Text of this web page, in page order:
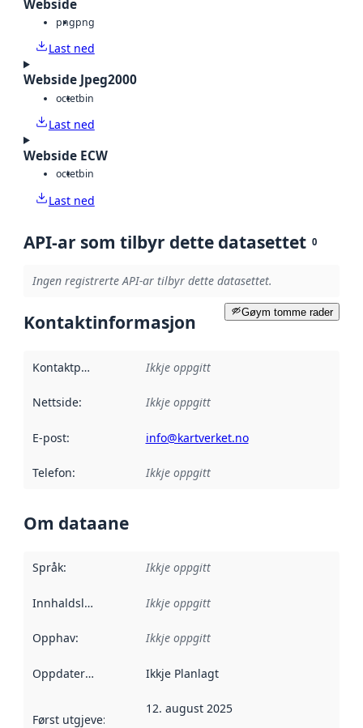
Webside
pngpng
Last ned
Webside Jpeg2000
octetbin
Last ned
Webside ECW
octetbin
Last ned
API-ar som tilbyr dette datasettet 0
Ingen registrerte API-ar tilbyr dette datasettet.
Gøym tomme rader
Kontaktinformasjon
Kontaktpunkt Ikkje oppgitt
Nettside: Ikkje oppgitt
E-post: info@kartverket.no
Telefon: Ikkje oppgitt
Om dataane
Språk: Ikkje oppgitt
Innhaldsleverandørar :
Ikkje oppgitt
Opphav: Ikkje oppgitt
Oppdateringsfrekvens :
Ikkje Planlagt
Først utgjeve: Denne datoen seier når dataa i dette
12. august 2025